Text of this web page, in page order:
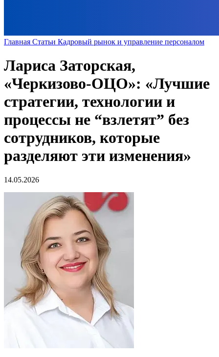
Главная Статьи Кадровый рынок и управление персоналом
Лариса Заторская,
«Черкизово-ОЦО»: «Лучшие
стратегии, технологии и
процессы не “взлетят” без
сотрудников, которые
разделяют эти изменения»
14.05.2026